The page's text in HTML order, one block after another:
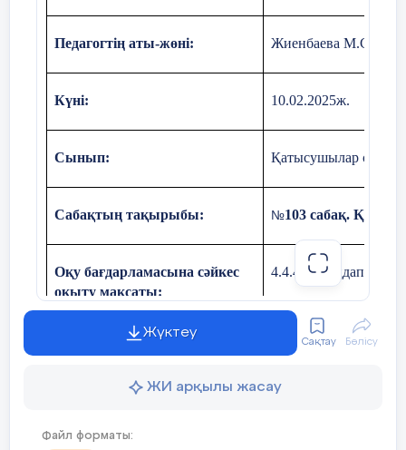
Педагогтің аты-жөні: Жиенбаева М.С.
Күні: 10.02.2025ж.
Сынып: Қатысушылар саны:
Сабақтың тақырыбы: №103 сабақ.
Оқу бағдарламасына сәйкес
оқыту мақсаты:
4.4.4.1 «таңдап алу»
Таңдап алу
Жүктеу
Сақтау Бөлісу
ЖИ арқылы жасау
Файл форматы: